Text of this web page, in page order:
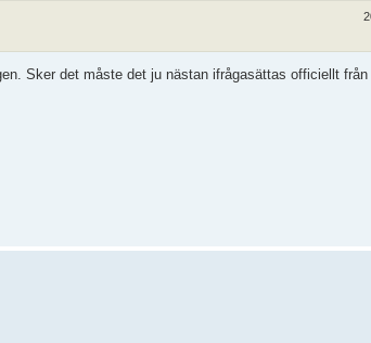
Sker det måste det ju nästan ifrågasättas officiellt